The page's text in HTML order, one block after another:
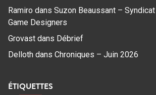
Ramiro dans Suzon Beaussant –
Game Designers
Grovast dans Débrief
Delloth dans Chroniques – Juin 2026
ÉTIQUETTES